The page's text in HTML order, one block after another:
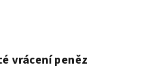
vrácení peněz